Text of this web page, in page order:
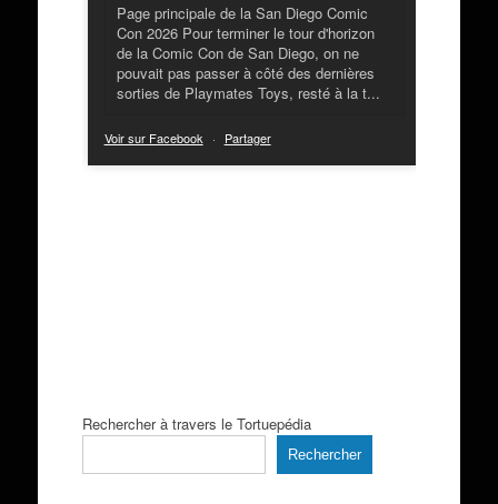
Page principale de la San Diego Comic
Con 2026 Pour terminer le tour d'horizon
de la Comic Con de San Diego, on ne
pouvait pas passer à côté des dernières
sorties de Playmates Toys, resté à la t...
Voir sur Facebook · Partager
Rechercher à travers le Tortuepédia
Rechercher